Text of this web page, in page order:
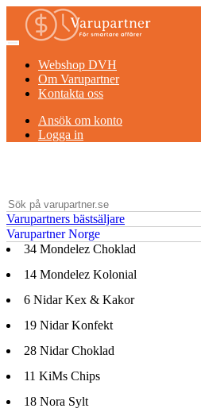
Webshop DVH
Om Varupartner
Kontakta oss
Ansök om konto
Logga in
Varupartners bästsäljare
Varupartner Norge
34 Mondelez Choklad
14 Mondelez Kolonial
6 Nidar Kex & Kakor
19 Nidar Konfekt
28 Nidar Choklad
11 KiMs Chips
18 Nora Sylt